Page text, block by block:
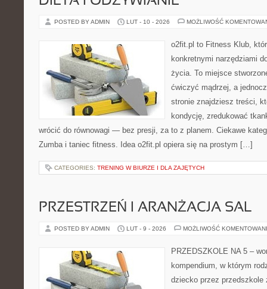
POSTED BY ADMIN LUT - 10 - 2026 MOŻLIWOŚĆ
o2fit.pl to Fitness Klub,
konkretnymi narzędziami
życia. To miejsce
ćwiczyć mądrzej, a
stronie znajdziesz treści,
kondycję, zredukować
wrócić do równowagi — bez presji, za to z planem. Ciekawe
Zumba i taniec fitness. Idea o2fit.pl opiera się na prostym […]
CATEGORIES: TRENING W BIURZE I DLA ZAJĘTYCH
PRZESTRZEŃ I ARANŻACJA SAL
POSTED BY ADMIN LUT - 9 - 2026 MOŻLIWOŚĆ
PRZEDSZKOLE NA 5 –
kompendium, w którym
dziecko przez przedszkole